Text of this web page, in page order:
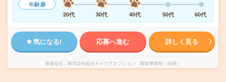
年齢層
20代
30代 40代 50代 60代
気になる! 応募へ進む 詳しく見る
派遣会社 株式会社綜合キャリアオプション 製造事業部（全国）